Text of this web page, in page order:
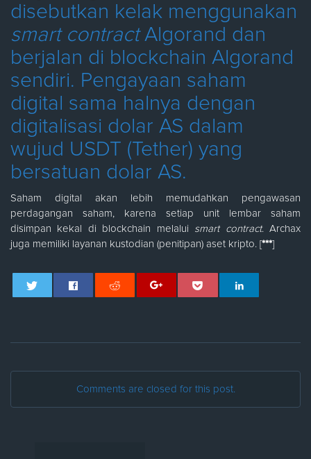
disebutkan kelak menggunakan
smart contract Algorand dan
berjalan di blockchain Algorand
sendiri. Pengayaan saham
digital sama halnya dengan
digitalisasi dolar AS dalam
wujud USDT (Tether) yang
bersatuan dolar AS.
Saham digital akan lebih memudahkan pengawasan
perdagangan saham, karena setiap unit lembar saham
disimpan kekal di blockchain melalui smart contract. Archax
juga memiliki layanan kustodian (penitipan) aset kripto. [***]
Comments are closed for this post.